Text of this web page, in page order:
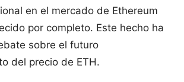
en el mercado de Ethereum
por completo. Este hecho ha
sobre el futuro
del precio de ETH.